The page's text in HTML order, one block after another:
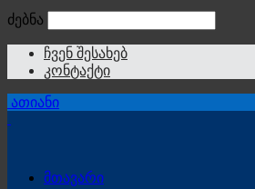
ძებნა
ჩვენ შესახებ
კონტაქტი
ათიანი
მთავარი